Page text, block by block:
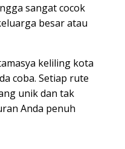
sangat cocok
besar atau
keliling kota
coba. Setiap rute
unik dan tak
Anda penuh